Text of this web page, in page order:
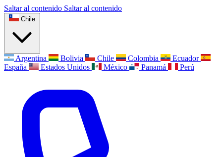
Saltar al contenido Saltar al contenido
Chile
Argentina Bolivia Chile Colombia
Ecuador
España
Estados Unidos México Panamá Perú